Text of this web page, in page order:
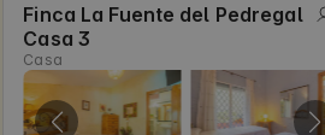
Finca La Fuente del Pedregal
Casa 3
Casa